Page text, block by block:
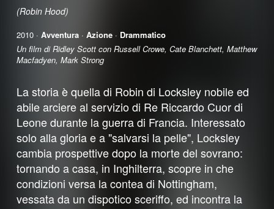
(Robin Hood)
2010 · Avventura· Azione· Drammatico
Un film di Ridley Scott con Russell Crowe, Cate Blanchett, Matthew
Macfadyen, Mark Strong
La storia è quella di Robin di Locksley nobile ed
abile arciere al servizio di Re Riccardo Cuor di
Leone durante la guerra di Francia. Interessato
solo alla gloria e a "salvarsi la pelle", Locksley
cambia prospettive dopo la morte del sovrano:
tornando a casa, in Inghilterra, scopre in che
condizioni versa la contea di Nottingham,
vessata da un dispotico sceriffo, ed incontra la